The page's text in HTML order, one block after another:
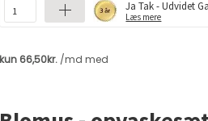
Ja Tak - Udvidet
Læs mere